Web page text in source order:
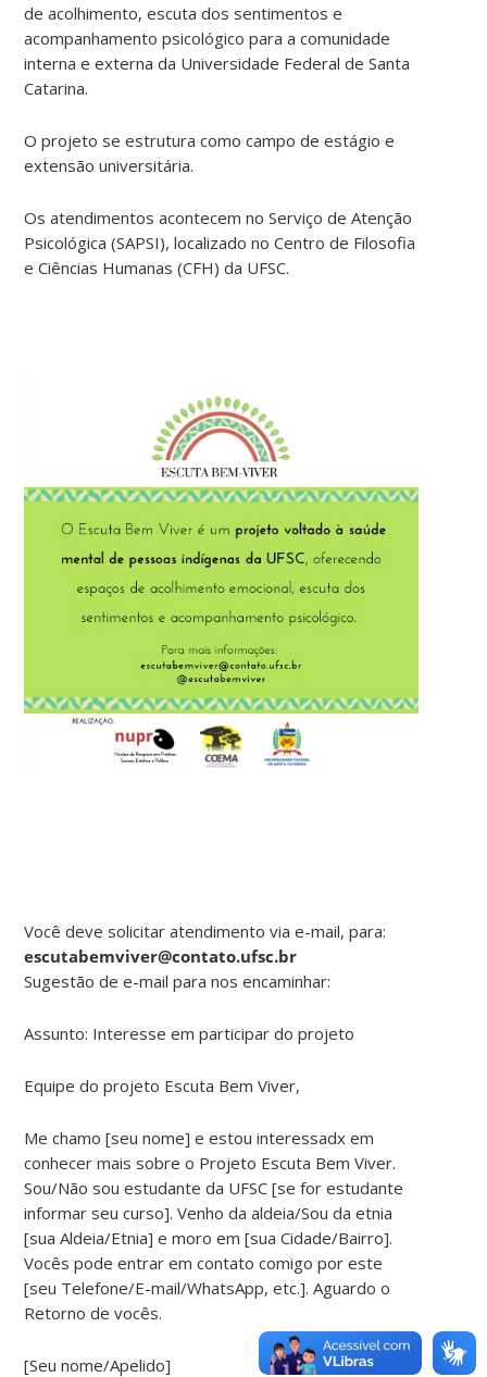
de acolhimento, escuta dos sentimentos e
acompanhamento psicológico para a comunidade
interna e externa da Universidade Federal de Santa
Catarina.
O projeto se estrutura como campo de estágio e
extensão universitária.
Os atendimentos acontecem no Serviço de Atenção
Psicológica (SAPSI), localizado no Centro de Filosofia
e Ciências Humanas (CFH) da UFSC.
Você deve solicitar atendimento via e-mail, para:
escutabemviver@contato.ufsc.br
Sugestão de e-mail para nos encaminhar:
Assunto: Interesse em participar do projeto
Equipe do projeto Escuta Bem Viver,
Me chamo [seu nome] e estou interessadx em
conhecer mais sobre o Projeto Escuta Bem Viver.
Sou/Não sou estudante da UFSC [se for estudante
informar seu curso]. Venho da aldeia/Sou da etnia
[sua Aldeia/Etnia] e moro em [sua Cidade/Bairro].
Vocês pode entrar em contato comigo por este
[seu Telefone/E-mail/WhatsApp, etc.]. Aguardo o
Retorno de vocês.
[Seu nome/Apelido]